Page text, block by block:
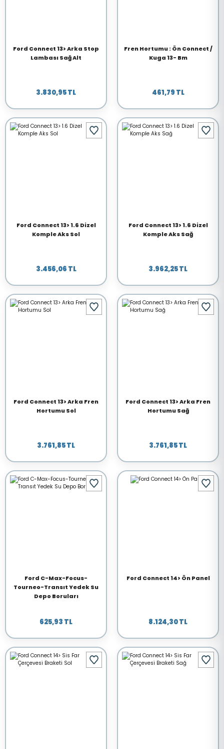
Ford Connect 13> Arka Stop
Lambası Sağ Alt
3.830,95 TL
Fren Hortumu : Ön Connect /
Kuga 13- Bm
461,79 TL
Ford Connect 13> 1.6 Dizel
Komple Aks Sol
3.456,06 TL
Ford Connect 13> 1.6 Dizel
Komple Aks Sağ
3.962,25 TL
Ford Connect 13> Arka Fren
Hortumu Sol
3.761,85 TL
Ford Connect 13> Arka Fren
Hortumu Sağ
3.761,85 TL
Ford C-Max-Focus-
Tourneo-Transıt Yedek Su
Depo Boruları
625,93 TL
Ford Connect 14> Ön Panel
8.124,30 TL